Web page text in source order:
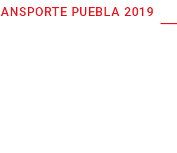
PUEBLA 2019